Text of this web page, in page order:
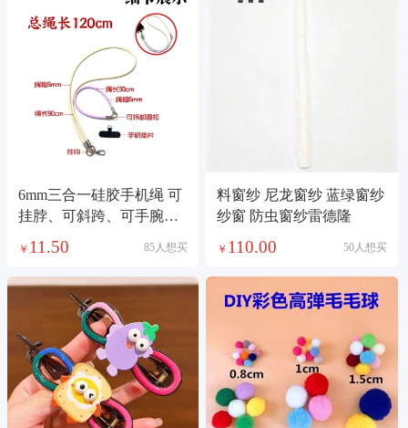
6mm三合一硅胶手机绳 可
挂脖、可斜跨、可手腕、
使用
￥ 11.50 85人想买
料窗纱 尼龙窗纱 蓝绿窗纱
纱窗 防虫窗纱雷德隆
￥ 110.00 50人想买